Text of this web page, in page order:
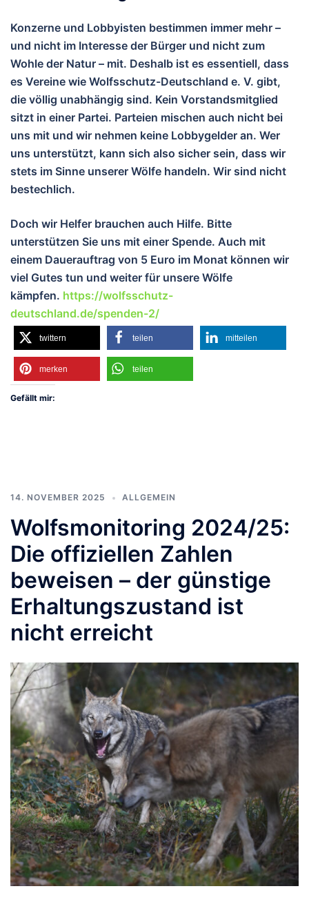
Konzerne und Lobbyisten bestimmen immer mehr –
und nicht im Interesse der Bürger und nicht zum
Wohle der Natur – mit. Deshalb ist es essentiell, dass
es Vereine wie Wolfsschutz-Deutschland e. V. gibt,
die völlig unabhängig sind. Kein Vorstandsmitglied
sitzt in einer Partei. Parteien mischen auch nicht bei
uns mit und wir nehmen keine Lobbygelder an. Wer
uns unterstützt, kann sich also sicher sein, dass wir
stets im Sinne unserer Wölfe handeln. Wir sind nicht
bestechlich.
Doch wir Helfer brauchen auch Hilfe. Bitte
unterstützen Sie uns mit einer Spende. Auch mit
einem Dauerauftrag von 5 Euro im Monat können wir
viel Gutes tun und weiter für unsere Wölfe
kämpfen. https://wolfsschutz-
deutschland.de/spenden-2/
twittern teilen mitteilen
merken teilen
Gefällt mir:
14. NOVEMBER 2025 ALLGEMEIN
Wolfsmonitoring 2024/25:
Die offiziellen Zahlen
beweisen – der günstige
Erhaltungszustand ist
nicht erreicht